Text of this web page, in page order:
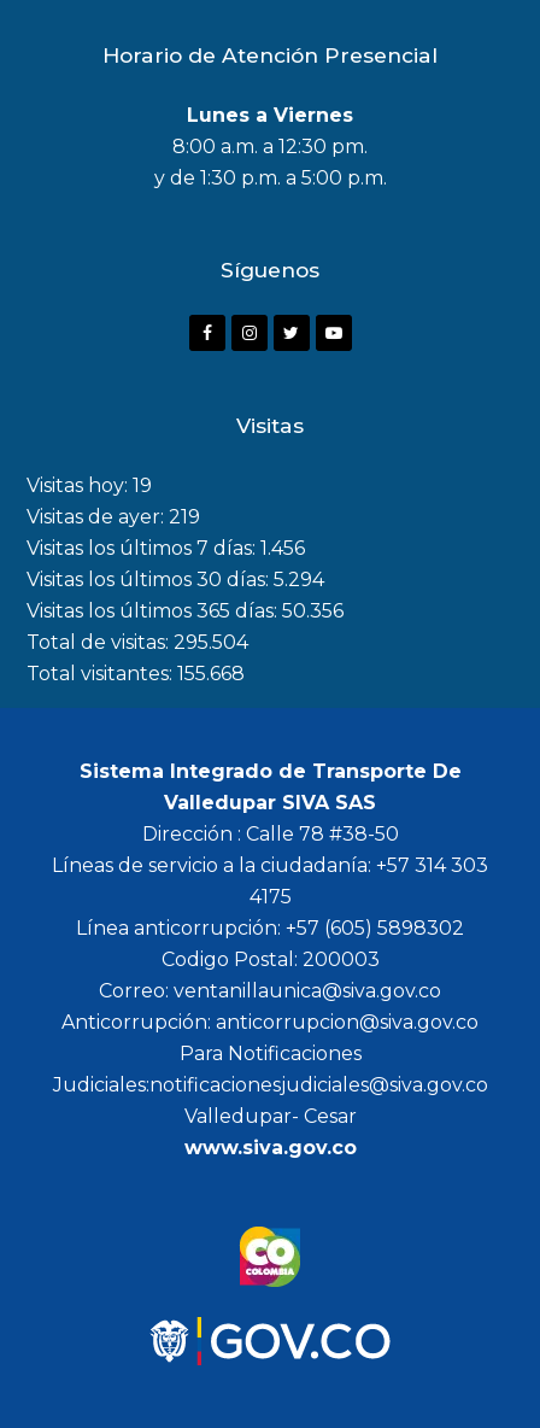
Horario de Atención Presencial
Lunes a Viernes
8:00 a.m. a 12:30 pm.
y de 1:30 p.m. a 5:00 p.m.
Síguenos
F
o
k
I
a
m
r
Y
Visitas
Visitas hoy:19
Visitas de ayer:219
Visitas los últimos 7 días:1.456
Visitas los últimos 30 días:5.294
Visitas los últimos 365 días:50.356
Total de visitas:295.504
Total visitantes:155.668
Sistema Integrado de Transporte De
Valledupar SIVA SAS
Dirección : Calle 78 #38-50
Líneas de servicio a la ciudadanía: +57 314 303
4175
Línea anticorrupción: +57 (605) 5898302
Codigo Postal: 200003
Correo: ventanillaunica@siva.gov.co
Anticorrupción: anticorrupcion@siva.gov.co
Para Notificaciones
Judiciales:notificacionesjudiciales@siva.gov.co
Valledupar- Cesar
www.siva.gov.co